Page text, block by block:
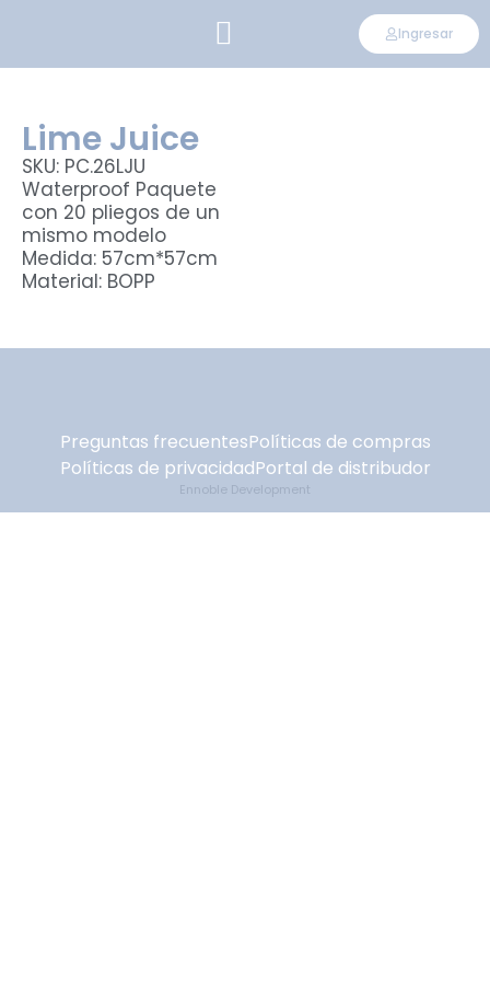
Ingresar
Lime Juice
SKU: PC.26LJU
Waterproof Paquete
con 20 pliegos de un
mismo modelo
Medida: 57cm*57cm
Material: BOPP
Preguntas frecuentesPolíticas de compras
Políticas de privacidadPortal de distribudor
Ennoble Development